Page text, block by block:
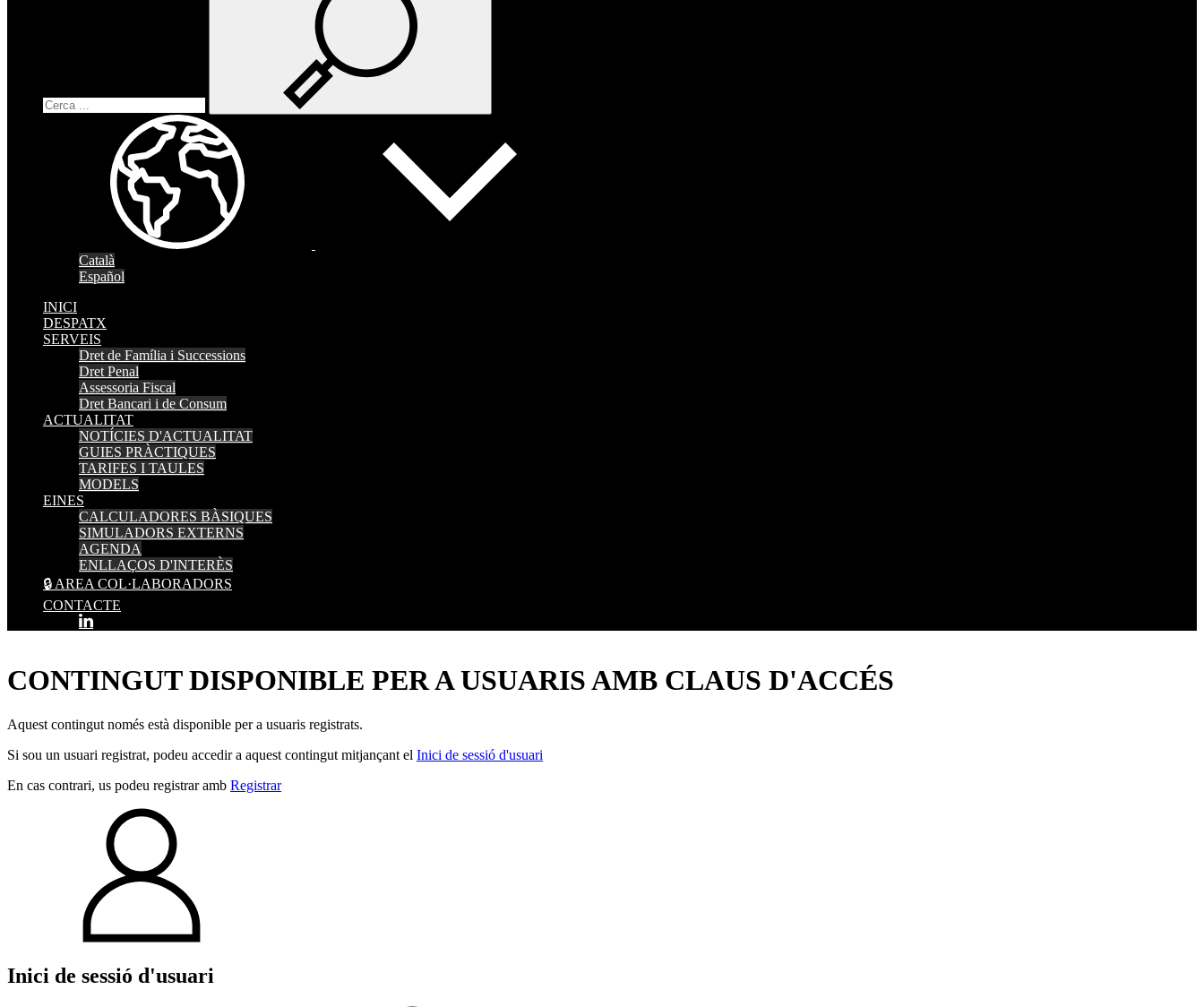
Català
Español
INICI
DESPATX
SERVEIS
Dret de Família i Successions
Dret Penal
Assessoria Fiscal
Dret Bancari i de Consum
ACTUALITAT
NOTÍCIES D'ACTUALITAT
GUIES PRÀCTIQUES
TARIFES I TAULES
MODELS
EINES
CALCULADORES BÀSIQUES
SIMULADORS EXTERNS
AGENDA
ENLLAÇOS D'INTERÈS
🔒 AREA COL·LABORADORS
CONTACTE
CONTINGUT DISPONIBLE PER A USUARIS AMB CLAUS D'ACCÉS
Aquest contingut només està disponible per a usuaris registrats.
Si sou un usuari registrat, podeu accedir a aquest contingut mitjançant el Inici de sessió d'usuari
En cas contrari, us podeu registrar amb Registrar
Inici de sessió d'usuari